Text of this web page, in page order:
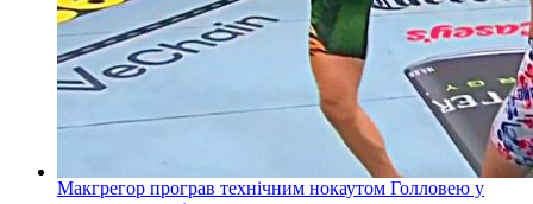
Макгрегор програв технічним нокаутом Голловею у